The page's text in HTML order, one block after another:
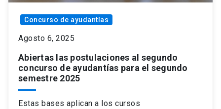
Concurso de ayudantías
Agosto 6, 2025
Abiertas las postulaciones al segundo
concurso de ayudantías para el segundo
semestre 2025
Estas bases aplican a los cursos